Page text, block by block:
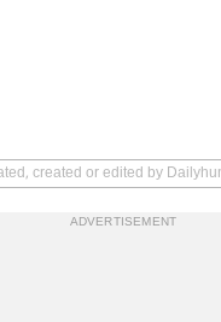
created or edited by
ADVERTISEMENT